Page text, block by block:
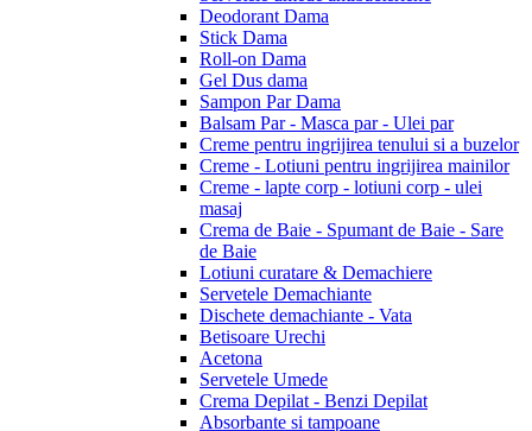
Deodorant Dama
Stick Dama
Roll-on Dama
Gel Dus dama
Sampon Par Dama
Balsam Par - Masca par - Ulei par
Creme pentru ingrijirea tenului si a buzelor
Creme - Lotiuni pentru ingrijirea mainilor
Creme - lapte corp - lotiuni corp - ulei
masaj
Crema de Baie - Spumant de Baie - Sare
de Baie
Lotiuni curatare & Demachiere
Servetele Demachiante
Dischete demachiante - Vata
Betisoare Urechi
Acetona
Servetele Umede
Crema Depilat - Benzi Depilat
Absorbante si tampoane